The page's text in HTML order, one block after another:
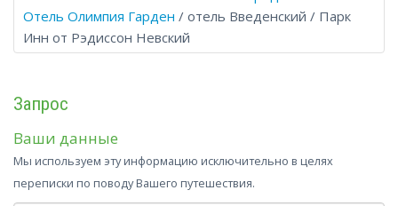
Отель Олимпия Гарден / отель Введенский / Парк
Инн от Рэдиссон Невский
Запрос
Ваши данные
Мы используем эту информацию исключительно в целях
переписки по поводу Вашего путешествия.